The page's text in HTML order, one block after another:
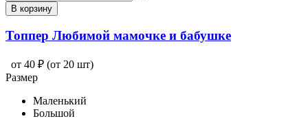
В корзину
Топпер Любимой мамочке и бабушке
от 40 ₽ (от 20 шт)
Размер
Маленький
Большой